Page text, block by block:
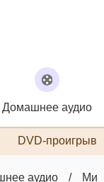
Домашнее аудио
DVD-
аудио